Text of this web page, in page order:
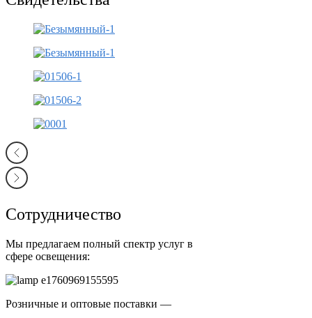
Сотрудничество
Мы предлагаем полный спектр услуг в
сфере освещения:
Розничные и оптовые поставки —